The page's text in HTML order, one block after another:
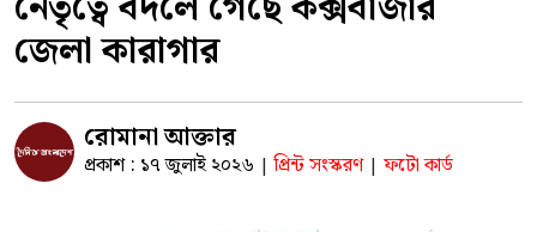
জেলা কারাগার
রোমানা আক্তার
প্রকাশ : ১৭ জুলাই ২০২৬ | প্রিন্ট সংস্করণ | ফটো কার্ড